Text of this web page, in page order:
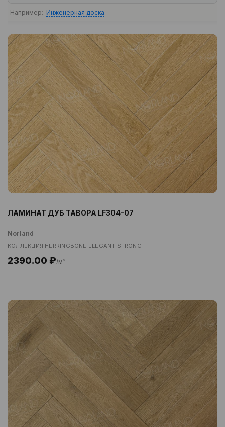
Например: Инженерная доска
ЛАМИНАТ ДУБ ТАВОРА LF304-07
Norland
КОЛЛЕКЦИЯ HERRINGBONE ELEGANT STRONG
2390.00 ₽/м²